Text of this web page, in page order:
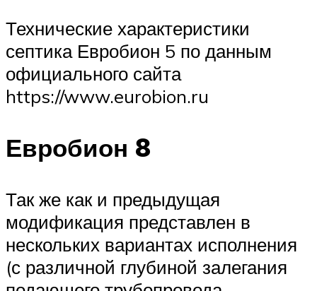
Технические характеристики
септика Евробион 5 по данным
официального сайта
https://www.eurobion.ru
Евробион 8
Так же как и предыдущая
модификация представлен в
нескольких вариантах исполнения
(с различной глубиной залегания